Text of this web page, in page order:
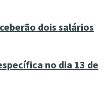
dois salários
no dia 13 de